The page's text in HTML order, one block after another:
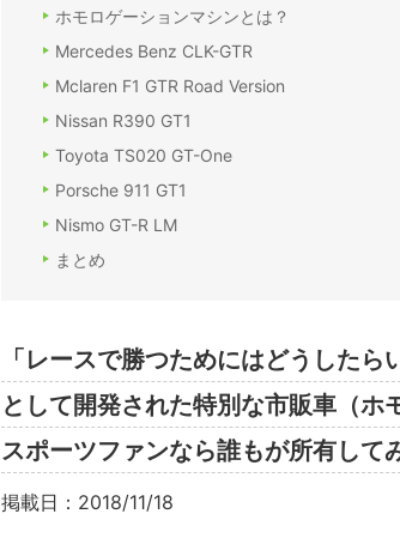
ホモロゲーションマシンとは？
Mercedes Benz CLK-GTR
Mclaren F1 GTR Road Version
Nissan R390 GT1
Toyota TS020 GT-One
Porsche 911 GT1
Nismo GT-R LM
まとめ
「レースで勝つためにはどうした
として開発された特別な市販車（ホ
スポーツファンなら誰もが所有して
掲載日：2018/11/18